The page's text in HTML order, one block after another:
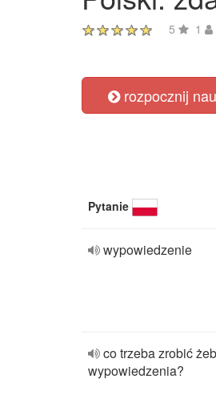
5 1
rozpocznij
Pytanie
wypowiedzenie
co trzeba zrobić
wypowiedzenia?